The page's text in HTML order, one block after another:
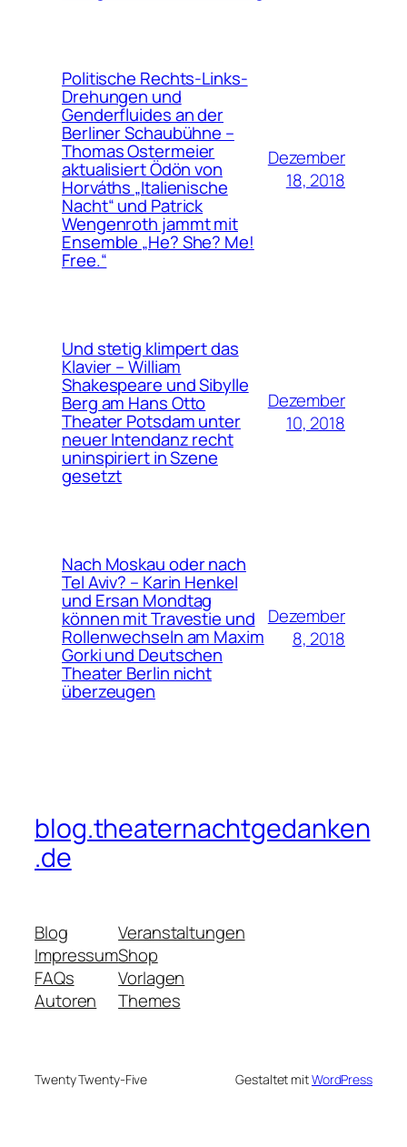
Politische Rechts-Links-
Drehungen und
Genderfluides an der
Berliner Schaubühne –
Thomas Ostermeier
aktualisiert Ödön von
Horváths „Italienische
Nacht“ und Patrick
Wengenroth jammt mit
Ensemble „He? She? Me!
Free.“
Dezember
18, 2018
Und stetig klimpert das
Klavier – William
Shakespeare und Sibylle
Berg am Hans Otto
Theater Potsdam unter
neuer Intendanz recht
uninspiriert in Szene
gesetzt
Dezember
10, 2018
Nach Moskau oder nach
Tel Aviv? – Karin Henkel
und Ersan Mondtag
können mit Travestie und
Rollenwechseln am Maxim
Gorki und Deutschen
Theater Berlin nicht
überzeugen
Dezember
8, 2018
blog.theaternachtgedanken
.de
Blog
Impressum
FAQs
Autoren
Veranstaltungen
Shop
Vorlagen
Themes
Twenty Twenty-Five Gestaltet mitWordPress